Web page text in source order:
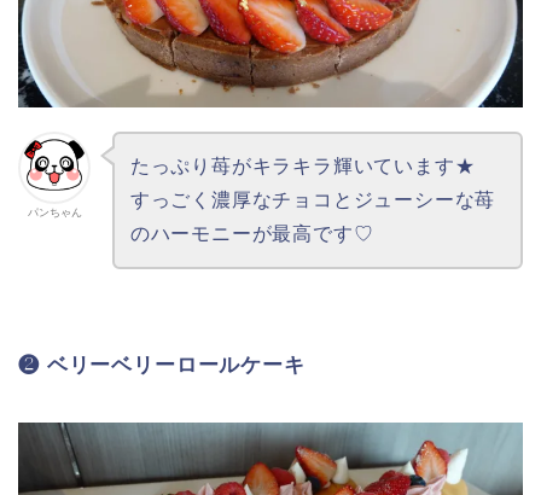
パンちゃん
たっぷり苺がキラキラ輝いています★
すっごく濃厚なチョコとジューシーな苺
のハーモニーが最高です♡
❷ ベリーベリーロールケーキ